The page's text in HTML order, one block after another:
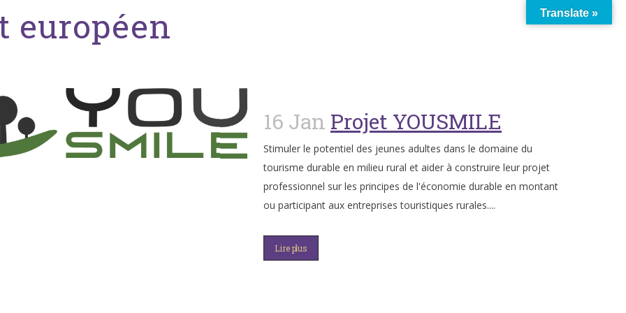
européen
16 Jan Projet YOUSMILE
Stimuler le potentiel des jeunes adultes dans le domaine du
tourisme durable en milieu rural et aider à construire leur projet
professionnel sur les principes de l'économie durable en montant
ou participant aux entreprises touristiques rurales....
Lire plus
Translate »